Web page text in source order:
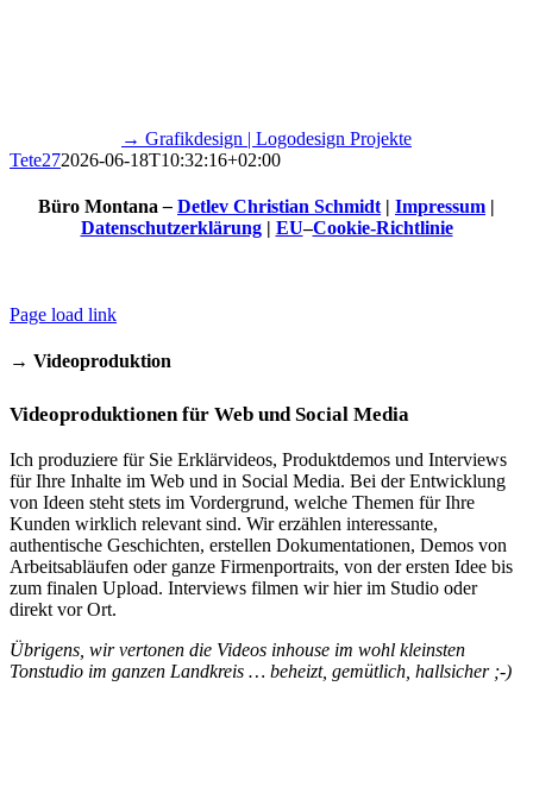
→ Grafikdesign | Logodesign Projekte
Tete272026-06-18T10:32:16+02:00
Büro Montana – Detlev Christian Schmidt | Impressum |
Datenschutzerklärung| EU–Cookie-Richtlinie
Page load link
→ Videoproduktion
Videoproduktionen für Web und Social Media
Ich produziere für Sie Erklärvideos, Produktdemos und Interviews
für Ihre Inhalte im Web und in Social Media. Bei der Entwicklung
von Ideen steht stets im Vordergrund, welche Themen für Ihre
Kunden wirklich relevant sind. Wir erzählen interessante,
authentische Geschichten, erstellen Dokumentationen, Demos von
Arbeitsabläufen oder ganze Firmenportraits, von der ersten Idee bis
zum finalen Upload. Interviews filmen wir hier im Studio oder
direkt vor Ort.
Übrigens, wir vertonen die Videos inhouse im wohl kleinsten
Tonstudio im ganzen Landkreis … beheizt, gemütlich, hallsicher ;-)